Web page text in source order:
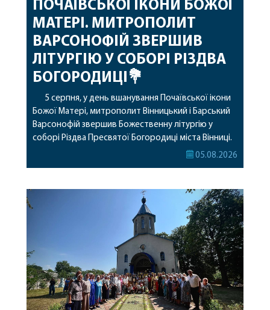
ПОЧАЇВСЬКОЇ ІКОНИ БОЖОЇ
МАТЕРІ. МИТРОПОЛИТ
ВАРСОНОФІЙ ЗВЕРШИВ
ЛІТУРГІЮ У СОБОРІ РІЗДВА
БОГОРОДИЦІ💐
5 серпня, у день вшанування Почаївської ікони
Божої Матері, митрополит Вінницький і Барський
Варсонофій звершив Божественну літургію у
соборі Різдва Пресвятої Богородиці міста Вінниці.
Його Високопреосвященству співслужили
священному сані. Під час богослужіння підносилися
особливі молитви за мир в Україні, за воїнів, які
05.08.2026